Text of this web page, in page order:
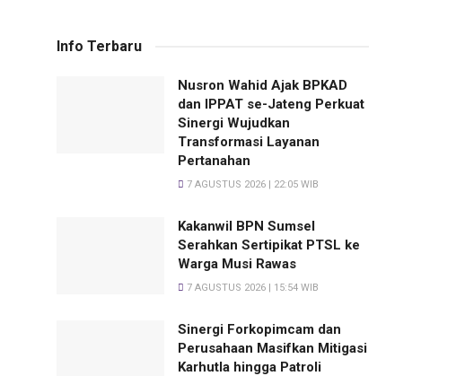
Info Terbaru
Nusron Wahid Ajak BPKAD
dan IPPAT se-Jateng Perkuat
Sinergi Wujudkan
Transformasi Layanan
Pertanahan
7 AGUSTUS 2026 | 22:05 WIB
Kakanwil BPN Sumsel
Serahkan Sertipikat PTSL ke
Warga Musi Rawas
7 AGUSTUS 2026 | 15:54 WIB
Sinergi Forkopimcam dan
Perusahaan Masifkan Mitigasi
Karhutla hingga Patroli